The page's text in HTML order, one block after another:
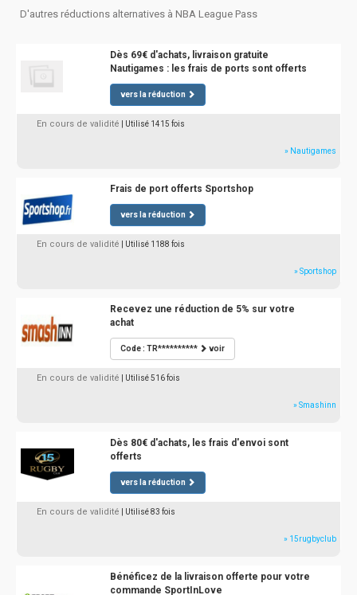
D'autres réductions alternatives à NBA League Pass
Dès 69€ d'achats, livraison gratuite
Nautigames : les frais de ports sont offerts
vers la réduction
En cours de validité | Utilisé 1415 fois
» Nautigames
Frais de port offerts Sportshop
vers la réduction
En cours de validité | Utilisé 1188 fois
» Sportshop
Recevez une réduction de 5% sur votre
achat
Code : TR********** voir
En cours de validité | Utilisé 516 fois
» Smashinn
Dès 80€ d'achats, les frais d'envoi sont
offerts
vers la réduction
En cours de validité | Utilisé 83 fois
» 15rugbyclub
Bénéficez de la livraison offerte pour votre
commande SportInLove